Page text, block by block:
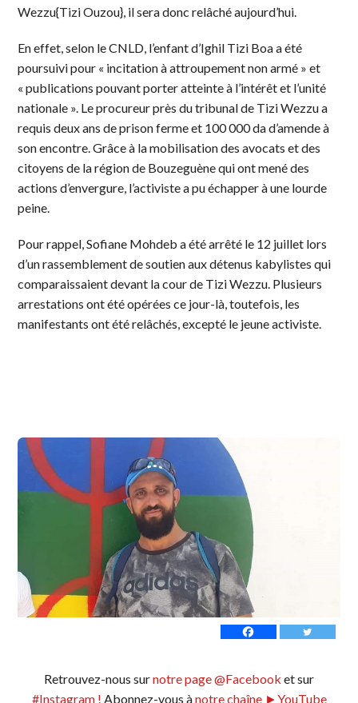
Wezzu{Tizi Ouzou}, il sera donc relâché aujourd’hui.
En effet, selon le CNLD, l’enfant d’Ighil Tizi Boa a été
poursuivi pour « incitation à attroupement non armé » et
« publications pouvant porter atteinte à l’intérêt et l’unité
nationale ». Le procureur près du tribunal de Tizi Wezzu a
requis deux ans de prison ferme et 100 000 da d’amende à
son encontre. Grâce à la mobilisation des avocats et des
citoyens de la région de Bouzeguène qui ont mené des
actions d’envergure, l’activiste a pu échapper à une lourde
peine.
Pour rappel, Sofiane Mohdeb a été arrêté le 12 juillet lors
d’un rassemblement de soutien aux détenus kabylistes qui
comparaissaient devant la cour de Tizi Wezzu. Plusieurs
arrestations ont été opérées ce jour-là, toutefois, les
manifestants ont été relâchés, excepté le jeune activiste.
Retrouvez-nous surnotre page @Facebook et sur
#Instagram ! Abonnez-vous ànotre chaîne ►YouTube